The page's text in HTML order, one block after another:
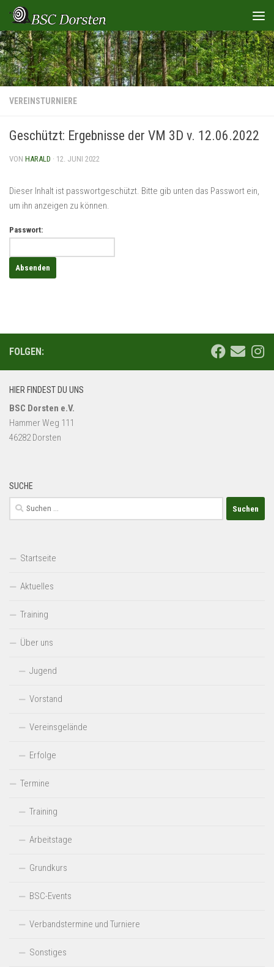
Zum Inhalt springen
VEREINSTURNIERE
Geschützt: Ergebnisse der VM 3D v. 12.06.2022
VON HARALD · 12. JUNI 2022
Dieser Inhalt ist passwortgeschützt. Bitte gib unten das Passwort ein,
um ihn anzeigen zu können.
Passwort:
FOLGEN:
HIER FINDEST DU UNS
BSC Dorsten e.V.
Hammer Weg 111
46282 Dorsten
SUCHE
Suchen
nach:
Startseite
Aktuelles
Training
Über uns
Jugend
Vorstand
Vereinsgelände
Erfolge
Termine
Training
Arbeitstage
Grundkurs
BSC-Events
Verbandstermine und Turniere
Sonstiges